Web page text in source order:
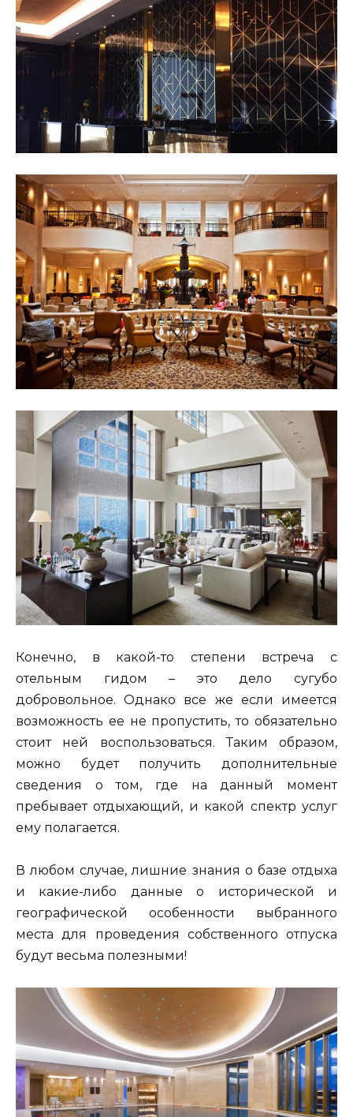
Конечно, в какой-то степени встреча с
отельным гидом – это дело сугубо
добровольное. Однако все же если имеется
возможность ее не пропустить, то обязательно
стоит ней воспользоваться. Таким образом,
можно будет получить дополнительные
сведения о том, где на данный момент
пребывает отдыхающий, и какой спектр услуг
ему полагается.
В любом случае, лишние знания о базе отдыха
и какие-либо данные о исторической и
географической особенности выбранного
места для проведения собственного отпуска
будут весьма полезными!